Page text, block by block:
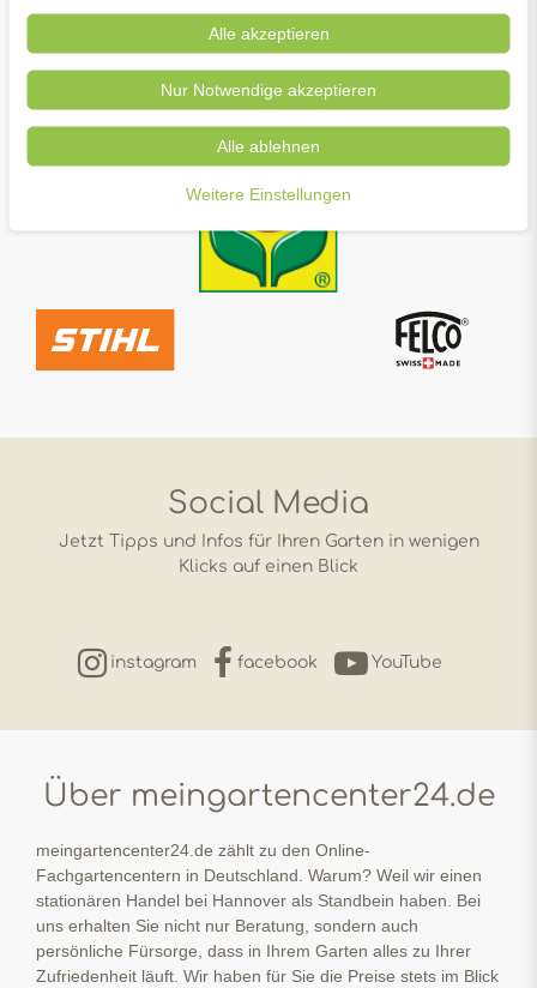
Social Media
Jetzt Tipps und Infos für Ihren Garten in wenigen
Klicks auf einen Blick
instagram facebook YouTube
Über meingartencenter24.de
meingartencenter24.de zählt zu den Online-
Fachgartencentern in Deutschland. Warum? Weil wir einen
stationären Handel bei Hannover als Standbein haben. Bei
uns erhalten Sie nicht nur Beratung, sondern auch
persönliche Fürsorge, dass in Ihrem Garten alles zu Ihrer
Zufriedenheit läuft. Wir haben für Sie die Preise stets im Blick
Alle akzeptieren
Nur Notwendige akzeptieren
Alle ablehnen
Weitere Einstellungen